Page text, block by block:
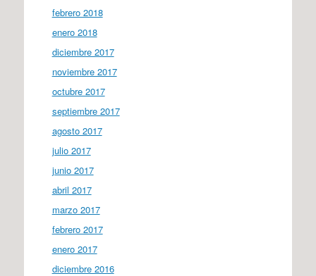
febrero 2018
enero 2018
diciembre 2017
noviembre 2017
octubre 2017
septiembre 2017
agosto 2017
julio 2017
junio 2017
abril 2017
marzo 2017
febrero 2017
enero 2017
diciembre 2016